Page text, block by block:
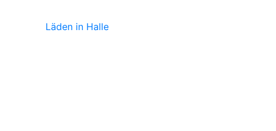
Läden in Halle